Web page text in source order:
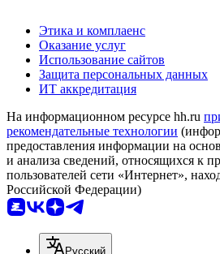
Этика и комплаенс
Оказание услуг
Использование сайтов
Защита персональных данных
ИТ аккредитация
На информационном ресурсе hh.ru
рекомендательные технологии
предоставления информации на
и анализа сведений, относящихся к
пользователей сети «Интернет»,
Российской Федерации)
Русский